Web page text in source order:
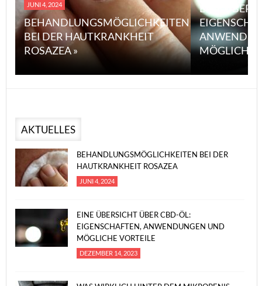
JUNI 4, 2024
BEHANDLUNGSMÖGLICHKEITEN
BEI DER HAUTKRANKHEIT
ROSAZEA »
EINE
MÖGLICHE
AKTUELLES
BEHANDLUNGSMÖGLICHKEITEN BEI DER
HAUTKRANKHEIT ROSAZEA
JUNI 4, 2024
EINE ÜBERSICHT ÜBER CBD-ÖL:
EIGENSCHAFTEN, ANWENDUNGEN UND
MÖGLICHE VORTEILE
DEZEMBER 14, 2023